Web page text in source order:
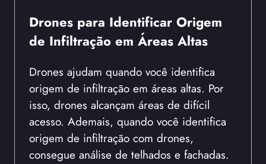
Drones para Identificar Origem
de Infiltração em Áreas Altas
Drones ajudam quando você identifica
origem de infiltração em áreas altas. Por
isso, drones alcançam áreas de difícil
acesso. Ademais, quando você identifica
origem de infiltração com drones,
consegue análise de telhados e fachadas.